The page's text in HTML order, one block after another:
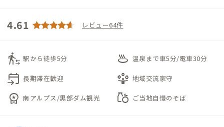
4.61 レビュー64件
transfer_within_a_station 駅から徒歩5分 onsen 温泉まで車5分/電車30分
event_upcoming 長期滞在歓迎 person_play 地域交流家守
workspace_premium 南アルプス/黒部ダム観光 grocery ご当地自慢のそば